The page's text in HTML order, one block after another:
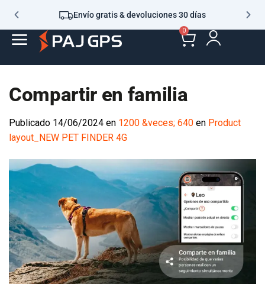
Envío gratis & devoluciones 30 días
0
Compartir en familia
Publicado 14/06/2024 en 1200 &veces; 640 en Product
layout_NEW PET FINDER 4G